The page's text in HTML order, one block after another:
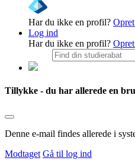
Har du ikke en profil?
Log ind
Har du ikke en profil?
Tillykke - du har allerede en
Denne e-mail findes allerede i
Modtaget Gå til log ind